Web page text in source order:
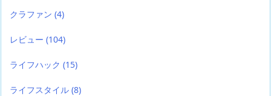
クラファン (4)
レビュー (104)
ライフハック (15)
ライフスタイル (8)